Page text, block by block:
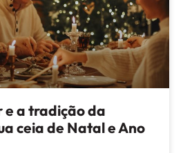
e a tradição da
ceia de Natal e Ano